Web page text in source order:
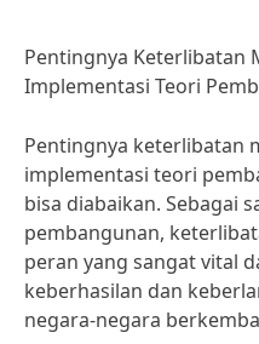
Pentingnya Keterlibatan
Implementasi Teori
Pentingnya keterlibatan
implementasi teori
bisa diabaikan. Sebagai
pembangunan,
peran yang sangat vital
keberhasilan dan
negara-negara